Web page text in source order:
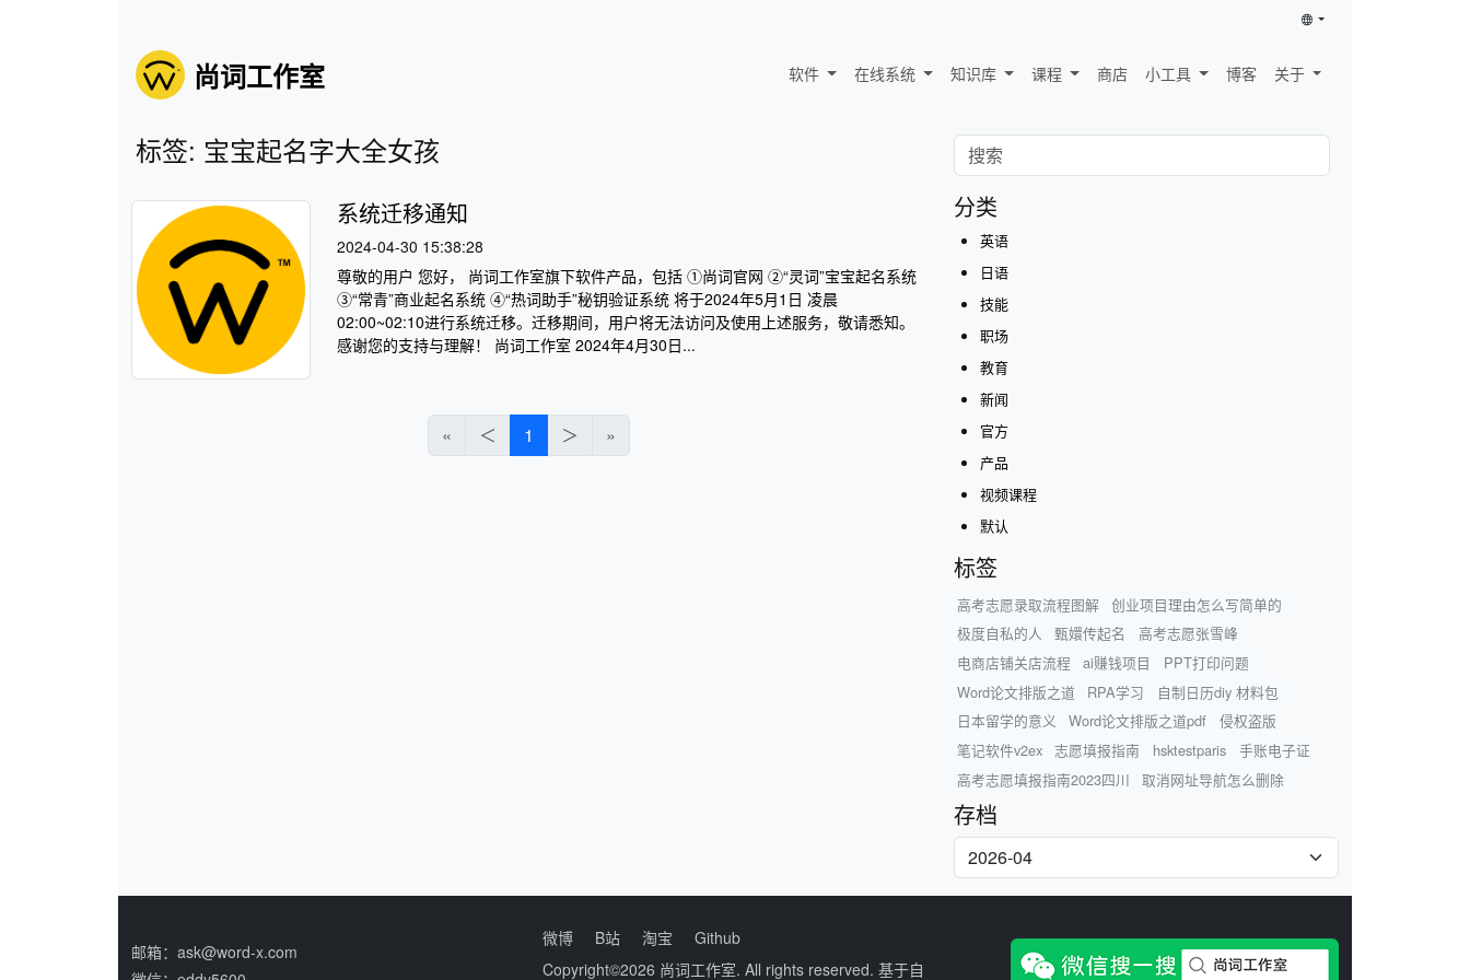
尚词工作室 软件 在线系统 知识库 课程 商店 小工具 博客 关于
标签: 宝宝起名字大全女孩
系统迁移通知
2024-04-30 15:38:28
尊敬的用户 您好， 尚词工作室旗下软件产品，包括 ①尚词官网 ②“灵词”宝宝起名系统
③“常青”商业起名系统 ④“热词助手”秘钥验证系统 将于2024年5月1日 凌晨
02:00~02:10进行系统迁移。迁移期间，用户将无法访问及使用上述服务，敬请悉知。
感谢您的支持与理解！ 尚词工作室 2024年4月30日...
« ＜ 1 ＞ »
分类
英语
日语
技能
职场
教育
新闻
官方
产品
视频课程
默认
标签
高考志愿录取流程图解
创业项目理由怎么写简单的
极度自私的人
甄嬛传起名
高考志愿张雪峰
电商店铺关店流程
ai赚钱项目
PPT打印问题
Word论文排版之道
RPA学习
自制日历diy 材料包
日本留学的意义
Word论文排版之道pdf
侵权盗版
笔记软件v2ex
志愿填报指南 hsktestparis
手账电子证
高考志愿填报指南2023四川
取消网址导航怎么删除
存档
邮箱：ask@word-x.com
微博 B站 淘宝
Github
Copyright©2026 尚词工作室. All rights reserved. 基于自